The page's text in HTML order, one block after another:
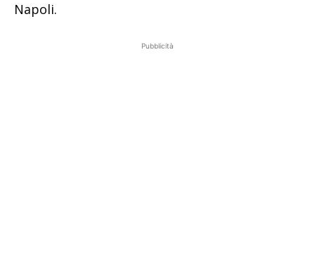
Napoli.
Pubblicità